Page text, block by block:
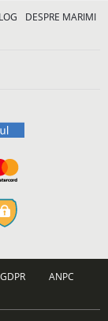
DESPRE MARIMI
ANPC